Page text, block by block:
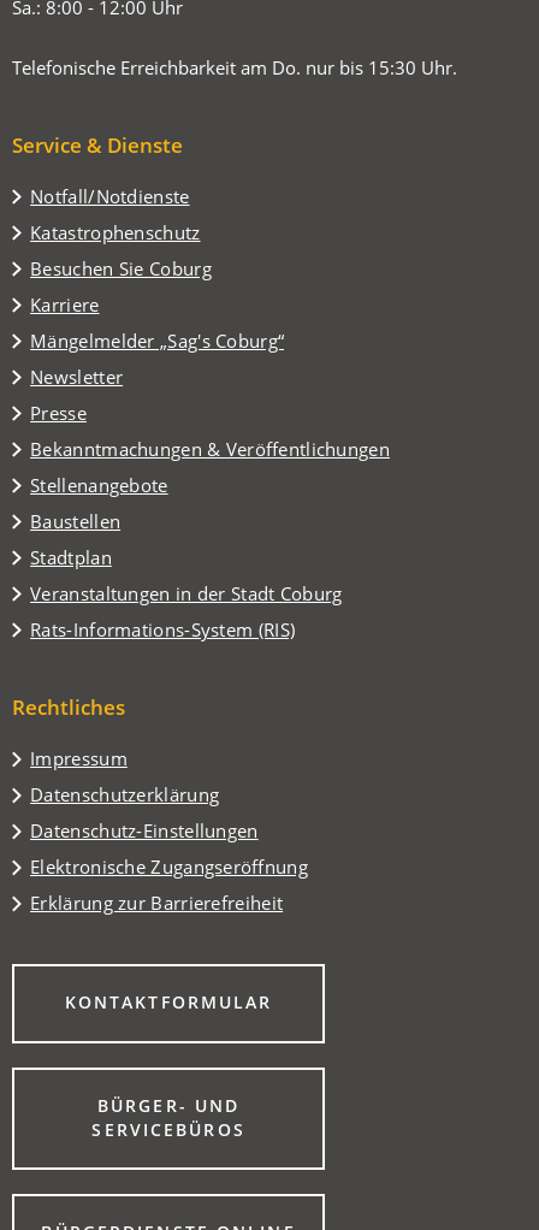
Sa.: 8:00 - 12:00 Uhr
Telefonische Erreichbarkeit am Do. nur bis 15:30 Uhr.
Service & Dienste
Notfall/Notdienste
Katastrophenschutz
Besuchen Sie Coburg
(Öffnet
in
einem
neuen
Tab)
Karriere
Mängelmelder „Sag's Coburg“
(Öffnet
in
einem
neuen
Tab)
Newsletter
Presse
Bekanntmachungen & Veröffentlichungen
Stellenangebote
Baustellen
Stadtplan
(Öffnet
in
einem
neuen
Veranstaltungen in der Stadt Coburg
(Öffnet
in
einem
Tab)
Rats-Informations-System (RIS)
(Öffnet
neuen
Rechtliches
Impressum
Datenschutzerklärung
Datenschutz-Einstellungen
Elektronische Zugangseröffnung
Erklärung zur Barrierefreiheit
KONTAKTFORMULAR
(ÖFFNET
EINEM
NEUEN
BÜRGER- UND
SERVICEBÜROS
(ÖFFNET
EINEM
NEUEN
TAB)